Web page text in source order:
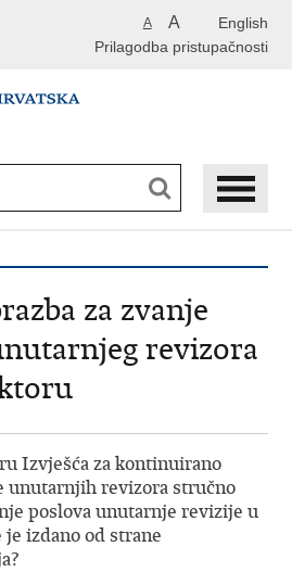
English
A A
Prilagodba pristupačnosti
za zvanje
revizora
Izvješća za kontinuirano
unutarnjih revizora stručno
poslova unutarnje revizije u
izdano od strane